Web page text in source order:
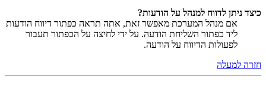
כיצד ניתן לדווח למנהל על הודעות?
אם מנהל המערכת מאפשר זאת, אתה תראה כפתור דיווח הודעות
ליד כפתור השליחת הודעה. על ידי לחיצה על הכפתור תעבור
לפעולות הדיווח על הודעה.
חזרה למעלה